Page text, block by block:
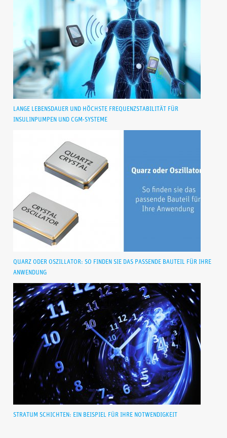
LANGE LEBENSDAUER UND HÖCHSTE FREQUENZSTABILITÄT FÜR
INSULINPUMPEN UND CGM-SYSTEME
QUARZ ODER OSZILLATOR: SO FINDEN SIE DAS PASSENDE BAUTEIL FÜR IHRE
ANWENDUNG
STRATUM SCHICHTEN: EIN BEISPIEL FÜR IHRE NOTWENDIGKEIT